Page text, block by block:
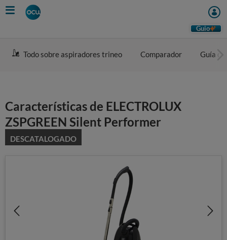
Skip
to
Guio
Todo sobre aspiradores trineo Comparador Guía
Características de ELECTROLUX
ZSPGREEN Silent Performer
DESCATALOGADO